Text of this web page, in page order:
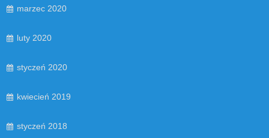
marzec 2020
luty 2020
styczeń 2020
kwiecień 2019
styczeń 2018